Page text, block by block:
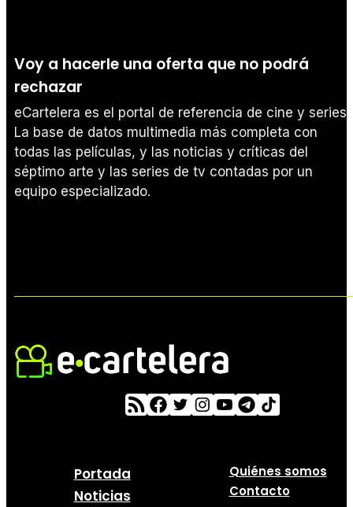
Voy a hacerle una oferta que no podrá
rechazar
eCartelera es el portal de referencia de cine y series.
La base de datos multimedia más completa con
todas las películas, y las noticias y críticas del
séptimo arte y las series de tv contadas por un
equipo especializado.
Portada
Noticias
Quiénes somos
Contacto